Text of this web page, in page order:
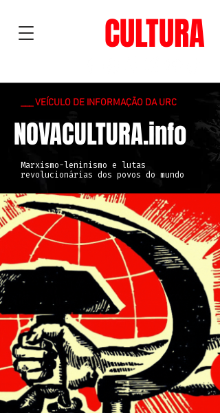
CULTURA
___ VEÍCULO DE INFORMAÇÃO DA URC
NOVACULTURA.info
Marxismo-leninismo e lutas
revolucionárias dos povos do mundo